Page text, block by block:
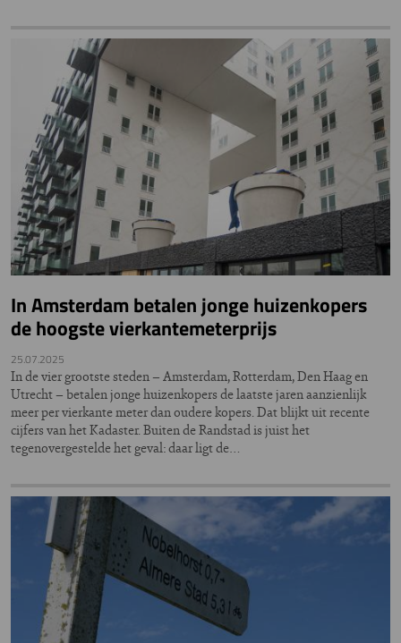
In Amsterdam betalen jonge huizenkopers
de hoogste vierkantemeterprijs
25.07.2025
In de vier grootste steden – Amsterdam, Rotterdam, Den Haag en
Utrecht – betalen jonge huizenkopers de laatste jaren aanzienlijk
meer per vierkante meter dan oudere kopers. Dat blijkt uit recente
cijfers van het Kadaster. Buiten de Randstad is juist het
tegenovergestelde het geval: daar ligt de…